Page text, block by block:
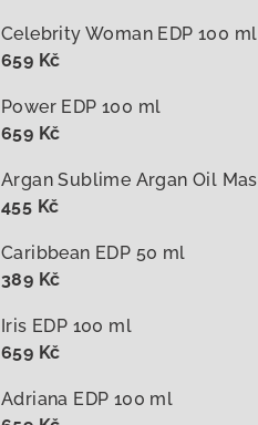
Celebrity Woman EDP 100 ml
659 Kč
Power EDP 100 ml
659 Kč
455 Kč
Caribbean EDP 50 ml
389 Kč
Iris EDP 100 ml
659 Kč
Adriana EDP 100 ml